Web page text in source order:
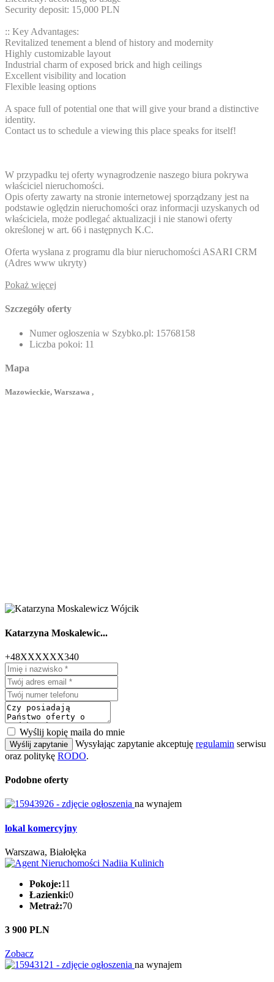
Security deposit: 15,000 PLN
:: Key Advantages:
Revitalized tenement a blend of history and modernity
Highly customizable layout
Industrial charm of exposed brick and high ceilings
Excellent visibility and location
Flexible leasing options
A space full of potential one that will give your brand a distinctive
identity.
Contact us to schedule a viewing this place speaks for itself!
W przypadku tej oferty wynagrodzenie naszego biura pokrywa
właściciel nieruchomości.
Opis oferty zawarty na stronie internetowej sporządzany jest na
podstawie oględzin nieruchomości oraz informacji uzyskanych od
właściciela, może podlegać aktualizacji i nie stanowi oferty
określonej w art. 66 i następnych K.C.
Oferta wysłana z programu dla biur nieruchomości ASARI CRM
(Adres www ukryty)
Pokaż więcej
Szczegóły oferty
Numer ogłoszenia w Szybko.pl: 15768158
Liczba pokoi: 11
Mapa
Mazowieckie, Warszawa ,
Katarzyna Moskalewic...
+48XXXXXX340
Wyślij kopię maila do mnie
Wyślij zapytanie Wysyłając zapytanie akceptuję regulamin serwisu
oraz politykę RODO.
Podobne oferty
na wynajem
lokal komercyjny
Warszawa, Białołęka
Pokoje:11
Łazienki:0
Metraż:70
3 900 PLN
Zobacz
na wynajem